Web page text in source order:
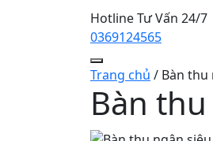
Hotline Tư Vấn 24/7
0369124565
Trang chủ / Bàn thu
Bàn